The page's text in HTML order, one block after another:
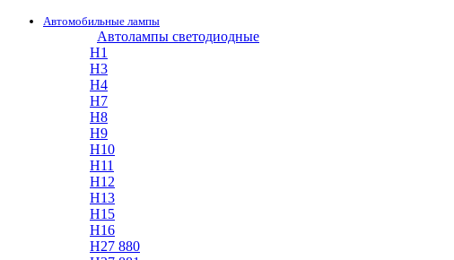
Автомобильные лампы
Автолампы светодиодные
H1
H3
H4
H7
H8
H9
H10
H11
H12
H13
H15
H16
H27 880